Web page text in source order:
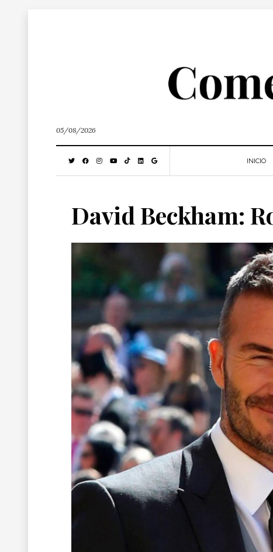
05/08/2026
INICIO
David Beckham: